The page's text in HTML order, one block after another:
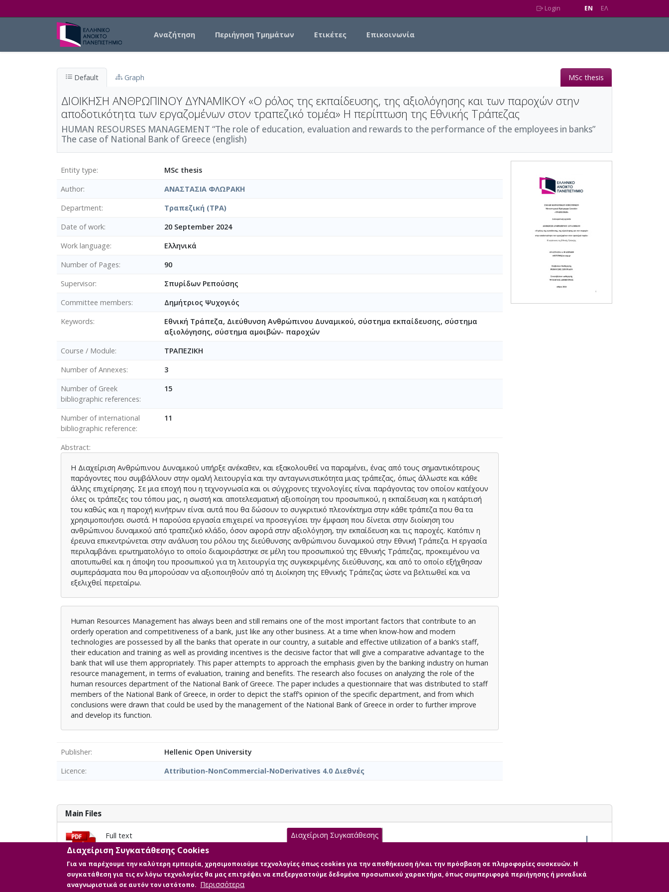
Login EN EΛ
Αναζήτηση Περιήγηση Τμημάτων Ετικέτες Επικοινωνία
Default Graph MSc thesis
ΔΙΟΙΚΗΣΗ ΑΝΘΡΩΠΙΝΟΥ ΔΥΝΑΜΙΚΟΥ «Ο ρόλος της εκπαίδευσης, της αξιολόγησης και των παροχών στην
αποδοτικότητα των εργαζομένων στον τραπεζικό τομέα» Η περίπτωση της Εθνικής Τράπεζας
HUMAN RESOURSES MANAGEMENT “The role of education, evaluation and rewards to the performance of the employees in banks”
The case of National Bank of Greece (english)
Entity type
MSc thesis
Author
ΑΝΑΣΤΑΣΙΑ ΦΛΩΡΑΚΗ
Department
Τραπεζική (ΤΡΑ)
Date of work
20 September 2024
Work language
Ελληνικά
Number of Pages
90
Supervisor
Σπυρίδων Ρεπούσης
Committee members
Δημήτριος Ψυχογιός
Keywords
Εθνική Τράπεζα, Διεύθυνση Ανθρώπινου Δυναμικού, σύστημα εκπαίδευσης, σύστημα
αξιολόγησης, σύστημα αμοιβών- παροχών
Course / Module
ΤΡΑΠΕΖΙΚΗ
Number of Annexes
3
Number of Greek
bibliographic references
15
Number of international
bibliographic reference
11
Abstract
Η Διαχείριση Ανθρώπινου Δυναμικού υπήρξε ανέκαθεν, και εξακολουθεί να παραμένει, ένας από τους σημαντικότερους
παράγοντες που συμβάλλουν στην ομαλή λειτουργία και την ανταγωνιστικότητα μιας τράπεζας, όπως άλλωστε και κάθε
άλλης επιχείρησης. Σε μια εποχή που η τεχνογνωσία και οι σύγχρονες τεχνολογίες είναι παράγοντας τον οποίον κατέχουν
όλες οι τράπεζες του τόπου μας, η σωστή και αποτελεσματική αξιοποίηση του προσωπικού, η εκπαίδευση και η κατάρτισή
του καθώς και η παροχή κινήτρων είναι αυτά που θα δώσουν το συγκριτικό πλεονέκτημα στην κάθε τράπεζα που θα τα
χρησιμοποιήσει σωστά. Η παρούσα εργασία επιχειρεί να προσεγγίσει την έμφαση που δίνεται στην διοίκηση του
ανθρώπινου δυναμικού από τραπεζικό κλάδο, όσον αφορά στην αξιολόγηση, την εκπαίδευση και τις παροχές. Κατόπιν η
έρευνα επικεντρώνεται στην ανάλυση του ρόλου της διεύθυνσης ανθρώπινου δυναμικού στην Εθνική Τράπεζα. Η εργασία
περιλαμβάνει ερωτηματολόγιο το οποίο διαμοιράστηκε σε μέλη του προσωπικού της Εθνικής Τράπεζας, προκειμένου να
αποτυπωθεί και η άποψη του προσωπικού για τη λειτουργία της συγκεκριμένης διεύθυνσης, και από το οποίο εξήχθησαν
συμπεράσματα που θα μπορούσαν να αξιοποιηθούν από τη Διοίκηση της Εθνικής Τράπεζας ώστε να βελτιωθεί και να
εξελιχθεί περεταίρω.
Human Resources Management has always been and still remains one of the most important factors that contribute to an
orderly operation and competitiveness of a bank, just like any other business. At a time when know-how and modern
technologies are possessed by all the banks that operate in our country, a suitable and effective utilization of a bank’s staff,
their education and training as well as providing incentives is the decisive factor that will give a comparative advantage to the
bank that will use them appropriately. This paper attempts to approach the emphasis given by the banking industry on human
resource management, in terms of evaluation, training and benefits. The research also focuses on analyzing the role of the
human resources department of the National Bank of Greece. The paper includes a questionnaire that was distributed to staff
members of the National Bank of Greece, in order to depict the staff’s opinion of the specific department, and from which
conclusions were drawn that could be used by the management of the National Bank of Greece in order to further improve
and develop its function.
Publisher
Hellenic Open University
Licence
Attribution-NonCommercial-NoDerivatives 4.0 Διεθνές
Main Files
Full text
Description: FLORAKI_ANASTASIA.151560.DE.pdf (pdf)
Size: 3.1 MB
Διαχείριση Συγκατάθεσης
Διαχείριση Συγκατάθεσης Cookies
Για να παρέχουμε την καλύτερη εμπειρία, χρησιμοποιούμε τεχνολογίες όπως cookies για την αποθήκευση ή/και την πρόσβαση σε πληροφορίες συσκευών. Η
συγκατάθεση για τις εν λόγω τεχνολογίες θα μας επιτρέψει να επεξεργαστούμε δεδομένα προσωπικού χαρακτήρα, όπως συμπεριφορά περιήγησης ή μοναδικά
αναγνωριστικά σε αυτόν τον ιστότοπο. Περισσότερα